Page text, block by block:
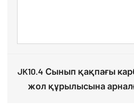
JK10.4 Сынып қақпағы
жол құрылысына